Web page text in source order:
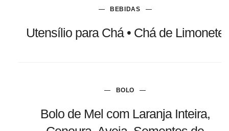
BEBIDAS
Utensílio para Chá • Chá de Limonete
BOLO
Bolo de Mel com Laranja Inteira,